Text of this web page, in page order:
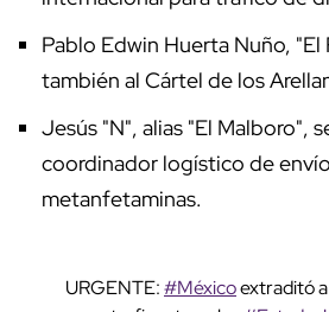
Pablo Edwin Huerta Nuño,
también al Cártel de los
Jesús "N", alias "El Malboro",
coordinador logístico de
metanfetaminas.
URGENTE:#Méxicoextraditó